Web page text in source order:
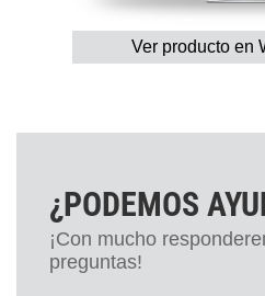
Ver producto en
¿PODEMOS
¡Con mucho
preguntas!